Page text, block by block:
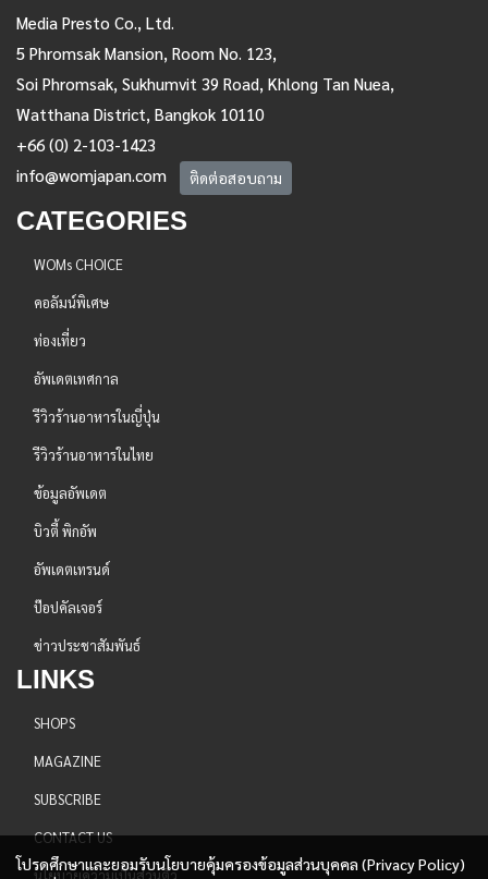
Media Presto Co., Ltd.
5 Phromsak Mansion, Room No. 123,
Soi Phromsak, Sukhumvit 39 Road, Khlong Tan Nuea,
Watthana District, Bangkok 10110
+66 (0) 2-103-1423
info@womjapan.com
ติดต่อสอบถาม
CATEGORIES
WOMs CHOICE
คอลัมน์พิเศษ
ท่องเที่ยว
อัพเดตเทศกาล
รีวิวร้านอาหารในญี่ปุ่น
รีวิวร้านอาหารในไทย
ข้อมูลอัพเดต
บิวตี้ พิกอัพ
อัพเดตเทรนด์
ป๊อปคัลเจอร์
ข่าวประชาสัมพันธ์
LINKS
SHOPS
MAGAZINE
SUBSCRIBE
CONTACT US
โปรดศึกษาและยอมรับนโยบายคุ้มครองข้อมูลส่วนบุคคล (Privacy Policy)